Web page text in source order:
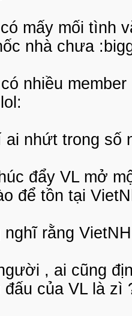
mấy mối tình
nhà chưa
nhiều
ai nhứt trong số
đẩy VL mở
để tồn tại
rằng
, ai cũng
của VL là zì